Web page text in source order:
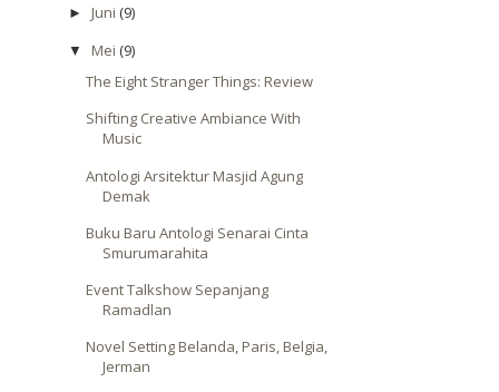
► Juni (9)
▼ Mei (9)
The Eight Stranger Things: Review
Shifting Creative Ambiance With
Music
Antologi Arsitektur Masjid Agung
Demak
Buku Baru Antologi Senarai Cinta
Smurumarahita
Event Talkshow Sepanjang
Ramadlan
Novel Setting Belanda, Paris, Belgia,
Jerman